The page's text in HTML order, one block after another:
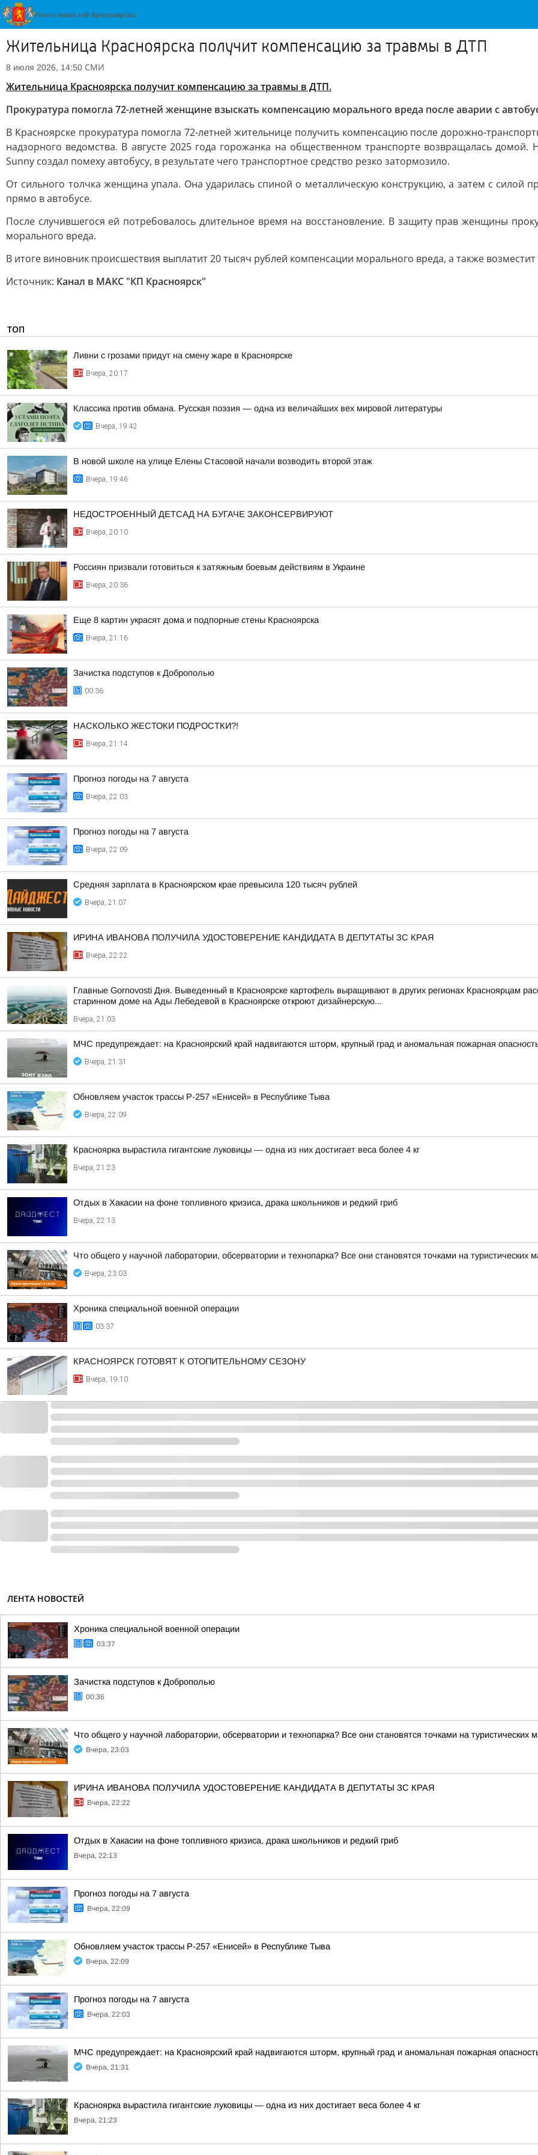
Жительница Красноярска получит компенсацию за травмы в ДТП
8 июля 2026, 14:50 СМИ
Жительница Красноярска получит компенсацию за травмы в ДТП.
Прокуратура помогла 72-летней женщине взыскать компенсацию морального вреда после аварии с
В Красноярске прокуратура помогла 72-летней жительнице получить компенсацию после дорожно-
надзорного ведомства. В августе 2025 года горожанка на общественном транспорте возвращалась
Sunny создал помеху автобусу, в результате чего транспортное средство резко затормозило.
От сильного толчка женщина упала. Она ударилась спиной о металлическую конструкцию, а затем с силой
прямо в автобусе.
После случившегося ей потребовалось длительное время на восстановление. В защиту прав женщины
морального вреда.
В итоге виновник происшествия выплатит 20 тысяч рублей компенсации морального вреда, а также
Источник: Канал в МАКС "КП Красноярск"
ТОП
Ливни с грозами придут на смену жаре в Красноярске
Вчера, 20:17
Классика против обмана. Русская поэзия — одна из величайших вех мировой литературы
Вчера, 19:42
В новой школе на улице Елены Стасовой начали возводить второй этаж
Вчера, 19:46
НЕДОСТРОЕННЫЙ ДЕТСАД НА БУГАЧЕ ЗАКОНСЕРВИРУЮТ
Вчера, 20:10
Россиян призвали готовиться к затяжным боевым действиям в Украине
Вчера, 20:36
Еще 8 картин украсят дома и подпорные стены Красноярска
Вчера, 21:16
Зачистка подступов к Доброполью
00:36
НАСКОЛЬКО ЖЕСТОКИ ПОДРОСТКИ?!
Вчера, 21:14
Прогноз погоды на 7 августа
Вчера, 22:03
Прогноз погоды на 7 августа
Вчера, 22:09
Средняя зарплата в Красноярском крае превысила 120 тысяч рублей
Вчера, 21:07
ИРИНА ИВАНОВА ПОЛУЧИЛА УДОСТОВЕРЕНИЕ КАНДИДАТА В ДЕПУТАТЫ ЗС КРАЯ
Вчера, 22:22
Главные Gornovosti Дня. Выведенный в Красноярске картофель выращивают в других регионах Красноярцам
старинном доме на Ады Лебедевой в Красноярске откроют дизайнерскую...
Вчера, 21:03
МЧС предупреждает: на Красноярский край надвигаются шторм, крупный град и аномальная пожарная
Вчера, 21:31
Обновляем участок трассы Р-257 «Енисей» в Республике Тыва
Вчера, 22:09
Красноярка вырастила гигантские луковицы — одна из них достигает веса более 4 кг
Вчера, 21:23
Отдых в Хакасии на фоне топливного кризиса, драка школьников и редкий гриб
Вчера, 22:13
Что общего у научной лаборатории, обсерватории и технопарка? Все они становятся точками на туристических
Вчера, 23:03
Хроника специальной военной операции
03:37
КРАСНОЯРСК ГОТОВЯТ К ОТОПИТЕЛЬНОМУ СЕЗОНУ
Вчера, 19:10
ЛЕНТА НОВОСТЕЙ
Хроника специальной военной операции
03:37
Зачистка подступов к Доброполью
00:36
Что общего у научной лаборатории, обсерватории и технопарка? Все они становятся точками на туристических
Вчера, 23:03
ИРИНА ИВАНОВА ПОЛУЧИЛА УДОСТОВЕРЕНИЕ КАНДИДАТА В ДЕПУТАТЫ ЗС КРАЯ
Вчера, 22:22
Отдых в Хакасии на фоне топливного кризиса, драка школьников и редкий гриб
Вчера, 22:13
Прогноз погоды на 7 августа
Вчера, 22:09
Обновляем участок трассы Р-257 «Енисей» в Республике Тыва
Вчера, 22:09
Прогноз погоды на 7 августа
Вчера, 22:03
МЧС предупреждает: на Красноярский край надвигаются шторм, крупный град и аномальная пожарная
Вчера, 21:31
Красноярка вырастила гигантские луковицы — одна из них достигает веса более 4 кг
Вчера, 21:23